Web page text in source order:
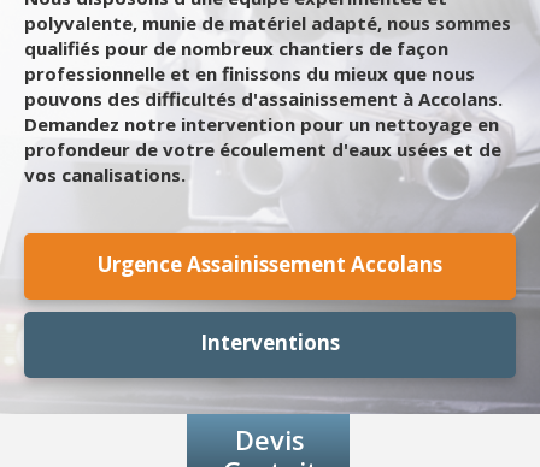
polyvalente, munie de matériel adapté, nous sommes
qualifiés pour de nombreux chantiers de façon
professionnelle et en finissons du mieux que nous
pouvons des difficultés d'assainissement à Accolans.
Demandez notre intervention pour un nettoyage en
profondeur de votre écoulement d'eaux usées et de
vos canalisations.
Urgence Assainissement Accolans
Interventions
Devis